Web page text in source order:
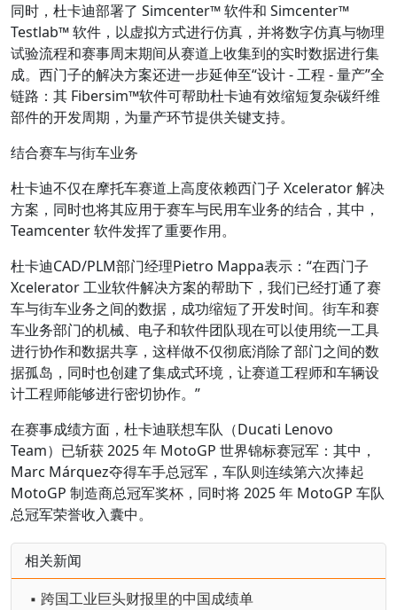
同时，杜卡迪部署了 Simcenter™ 软件和 Simcenter™
Testlab™ 软件，以虚拟方式进行仿真，并将数字仿真与物理
试验流程和赛事周末期间从赛道上收集到的实时数据进行集
成。西门子的解决方案还进一步延伸至“设计 - 工程 - 量产”全
链路：其 Fibersim™软件可帮助杜卡迪有效缩短复杂碳纤维
部件的开发周期，为量产环节提供关键支持。
结合赛车与街车业务
杜卡迪不仅在摩托车赛道上高度依赖西门子 Xcelerator 解决
方案，同时也将其应用于赛车与民用车业务的结合，其中，
Teamcenter 软件发挥了重要作用。
杜卡迪CAD/PLM部门经理Pietro Mappa表示：“在西门子
Xcelerator 工业软件解决方案的帮助下，我们已经打通了赛
车与街车业务之间的数据，成功缩短了开发时间。街车和赛
车业务部门的机械、电子和软件团队现在可以使用统一工具
进行协作和数据共享，这样做不仅彻底消除了部门之间的数
据孤岛，同时也创建了集成式环境，让赛道工程师和车辆设
计工程师能够进行密切协作。”
在赛事成绩方面，杜卡迪联想车队（Ducati Lenovo
Team）已斩获 2025 年 MotoGP 世界锦标赛冠军：其中，
Marc Márquez夺得车手总冠军，车队则连续第六次捧起
MotoGP 制造商总冠军奖杯，同时将 2025 年 MotoGP 车队
总冠军荣誉收入囊中。
相关新闻
▪ 跨国工业巨头财报里的中国成绩单